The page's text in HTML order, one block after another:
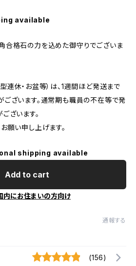
available
合格石の力を込めた御守りでございま
連休・お盆等）は、1週間ほど発送まで
ございます。通常期も職員の不在等で発
ざいます。
願い申し上げます。
shipping available
Add to cart
内にお住まいの方向け
通報する
(156)